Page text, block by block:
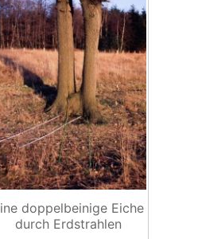
doppelbeinige Eiche
durch Erdstrahlen